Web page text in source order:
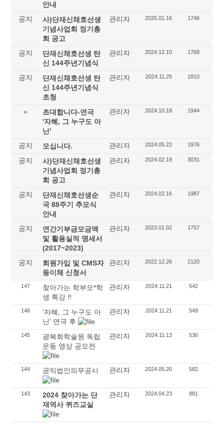
안내
공지
사)단재신채호선생
기념사업회 정기총
회 공고
관리자 2025.01.16 1746
공지
단재신채호선생 탄
신 144주년기념식
관리자 2024.12.10 1768
공지
단재신채호선생 탄
신 144주년기념식
초청
관리자 2024.11.25 1810
»
초대합니다-연극
'자혜, 그 누구도 아
닌'
관리자 2024.10.18 1944
공지 모십니다. 관리자 2024.05.22 1976
공지
사)단재신채호선생
기념사업회 정기총
회 공고
관리자 2024.02.19 3031
공지
단재신채호선생순
국 88주기 추모식
안내
관리자 2024.02.16 1987
공지
연간기부금모금액
및 활용실적 명세서
(2017~2023)
관리자 2023.01.02 1757
공지
회원가입 및 CMS자
동이체 신청서
관리자 2022.12.26 2120
147
찾아가는 학부모*학
생 특강 !!
관리자 2024.11.21 542
146
'자혜, 그 누구도 아
닌' 연극 후
관리자 2024.11.21 549
145
광복회학술원 독립
운동 영상 공모전
관리자 2024.11.13 530
144 공익법인의무공시 관리자 2024.05.20 582
143
2024 찾아가는 단
재역사 퀴즈교실
관리자 2024.04.23 881